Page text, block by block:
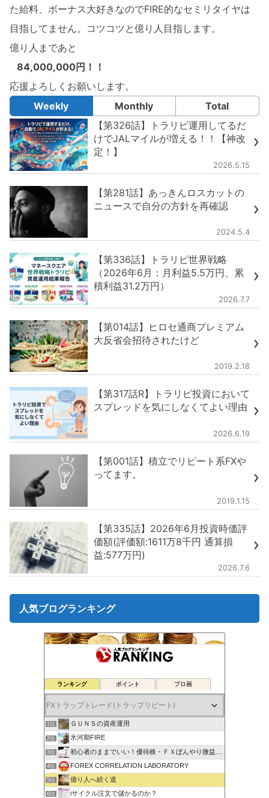
た給料、ボーナス大好きなのでFIRE的なセミリタイヤは
目指してません。コツコツと億り人目指します。
億り人まであと
84,000,000円！！
応援よろしくお願いします。
Weekly
Monthly
Total
【第326話】トラリピ運用してるだ
けでJALマイルが増える！！【神改
定！】
2026.5.15
【第281話】あっきんロスカットの
ニュースで自分の方針を再確認
2024.5.4
【第336話】トラリピ世界戦略
（2026年6月：月利益5.5万円、累
積利益31.2万円）
2026.7.7
【第014話】ヒロセ通商プレミアム
大反省会招待されたけど
2019.2.18
【第317話R】トラリピ投資において
スプレッドを気にしなくてよい理由
2026.6.19
【第001話】積立でリピート系FXや
ってます。
2019.1.15
【第335話】2026年6月投資時価評
価額(評価額:1611万8千円 通算損
益:577万円)
2026.7.6
人気ブログランキング
ランキング ポイント ブロ画
1位 ＧＵＮＳの資産運用
2位 氷河期FIRE
3位 初心者のままでいい！優待株・ＦＸぼんやり微益ブログ
4位 FOREX CORRELATION LABORATORY
5位 億り人へ続く道
6位 iサイクル注文で儲かるのか？